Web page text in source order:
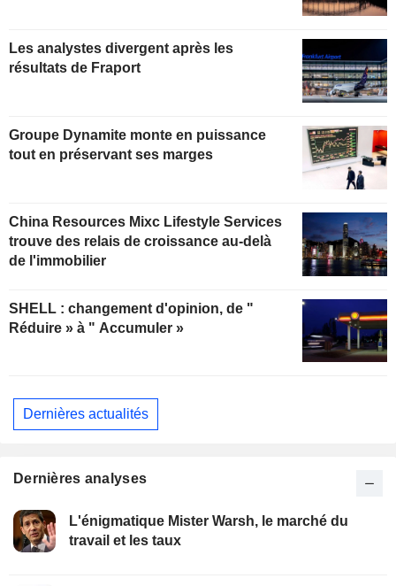
Les analystes divergent après les
résultats de Fraport
Groupe Dynamite monte en puissance
tout en préservant ses marges
China Resources Mixc Lifestyle Services
trouve des relais de croissance au-delà
de l'immobilier
SHELL : changement d'opinion, de "
Réduire » à " Accumuler »
Dernières actualités
Dernières analyses
L'énigmatique Mister Warsh, le marché du
travail et les taux